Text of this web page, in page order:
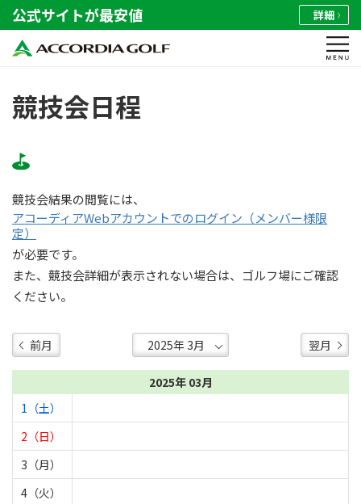
公式サイトが最安値 詳細
競技会日程
競技会結果の閲覧には、
アコーディアWebアカウントでのログイン（メンバー様限
定）
が必要です。
また、競技会詳細が表示されない場合は、ゴルフ場にご確認
ください。
前月 翌月
2025年 03月
1（土）
2（日）
3（月）
4（火）